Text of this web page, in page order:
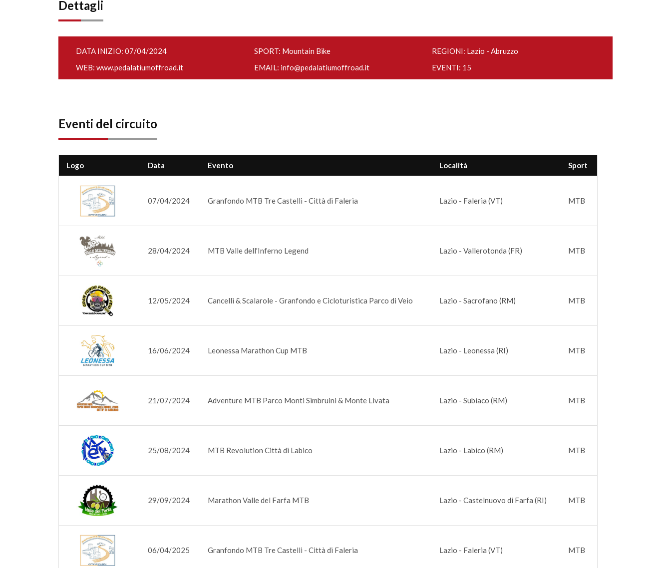
Dettagli
DATA INIZIO: 07/04/2024 SPORT: Mountain Bike
REGIONI: Lazio - Abruzzo
WEB: www.pedalatiumoffroad.it EMAIL: info@pedalatiumoffroad.it EVENTI: 15
Eventi del circuito
Logo Data Evento Località Sport
07/04/2024 Granfondo MTB Tre Castelli - Città di Faleria Lazio - Faleria (VT) MTB
28/04/2024 MTB Valle dell'Inferno Legend Lazio - Vallerotonda (FR) MTB
12/05/2024 Cancelli & Scalarole - Granfondo e Cicloturistica Parco di Veio Lazio - Sacrofano (RM) MTB
16/06/2024 Leonessa Marathon Cup MTB Lazio - Leonessa (RI) MTB
21/07/2024 Adventure MTB Parco Monti Simbruini & Monte Livata Lazio - Subiaco (RM) MTB
25/08/2024 MTB Revolution Città di Labico Lazio - Labico (RM) MTB
29/09/2024 Marathon Valle del Farfa MTB Lazio - Castelnuovo di Farfa (RI) MTB
06/04/2025 Granfondo MTB Tre Castelli - Città di Faleria Lazio - Faleria (VT) MTB